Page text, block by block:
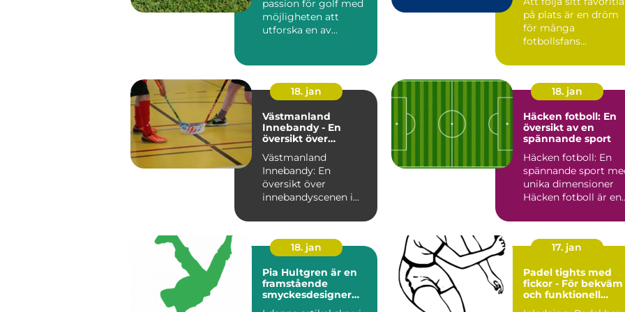
passion för golf med
möjligheten att
utforska en av
på plats är en dröm
för många
fotbollsfans...
18. jan
Västmanland
Innebandy - En
översikt över
Västmanland
Västmanland
Innebandy: En
översikt över
innebandyscenen i
Västmanland är en
region i Sv...
18. jan
Häcken fotboll: En
översikt av en
spännande sport
Häcken fotboll: En
spännande sport
unika dimensioner
Häcken fotboll är en
kombinerar ...
18. jan
Pia Hultgren är en
framstående
smyckesdesigner
17. jan
Padel tights med
fickor - För bekväm
och funktionell